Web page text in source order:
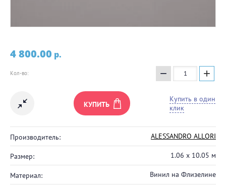
4 800.00 p.
Кол-во: − +
КУПИТЬ
Купить в один
клик
Производитель: ALESSANDRO ALLORI
Размер: 1.06 x 10.05 м
Материал: Винил на Флизелине